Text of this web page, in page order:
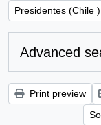
Remove filter:
Presidentes (Chile )
Advanced
Print preview